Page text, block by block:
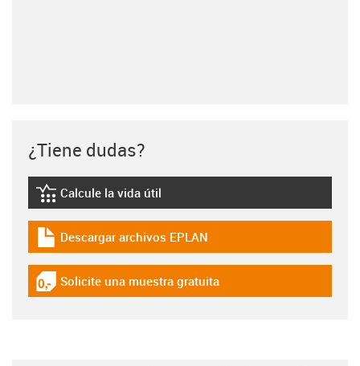
¿Tiene dudas?
igus-icon-lebensdauerrechner
Calcule la vida útil
igus-icon-download-plan
Descargar archivos EPLAN
igus-icon-gratismuster
Solicite una muestra gratuita